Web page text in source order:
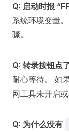
Q: 启动时报
系统环境变量
骤。
Q: 转录按钮点
耐心等待。 如
网工具未开启或
Q: 为什么没有